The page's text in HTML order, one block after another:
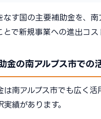
す国の主要補助金を、
で新規事業への進出コス
金の南アルプス市での
南アルプス市でも広く活
績があります。